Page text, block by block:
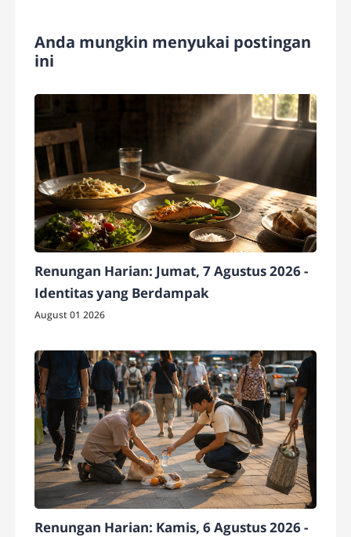
Anda mungkin menyukai postingan
ini
Renungan Harian: Jumat, 7 Agustus 2026 -
Identitas yang Berdampak
August 01 2026
Renungan Harian: Kamis, 6 Agustus 2026 -